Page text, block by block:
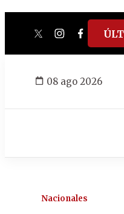
twitterinstagram
08 ago 2026
Nacionales